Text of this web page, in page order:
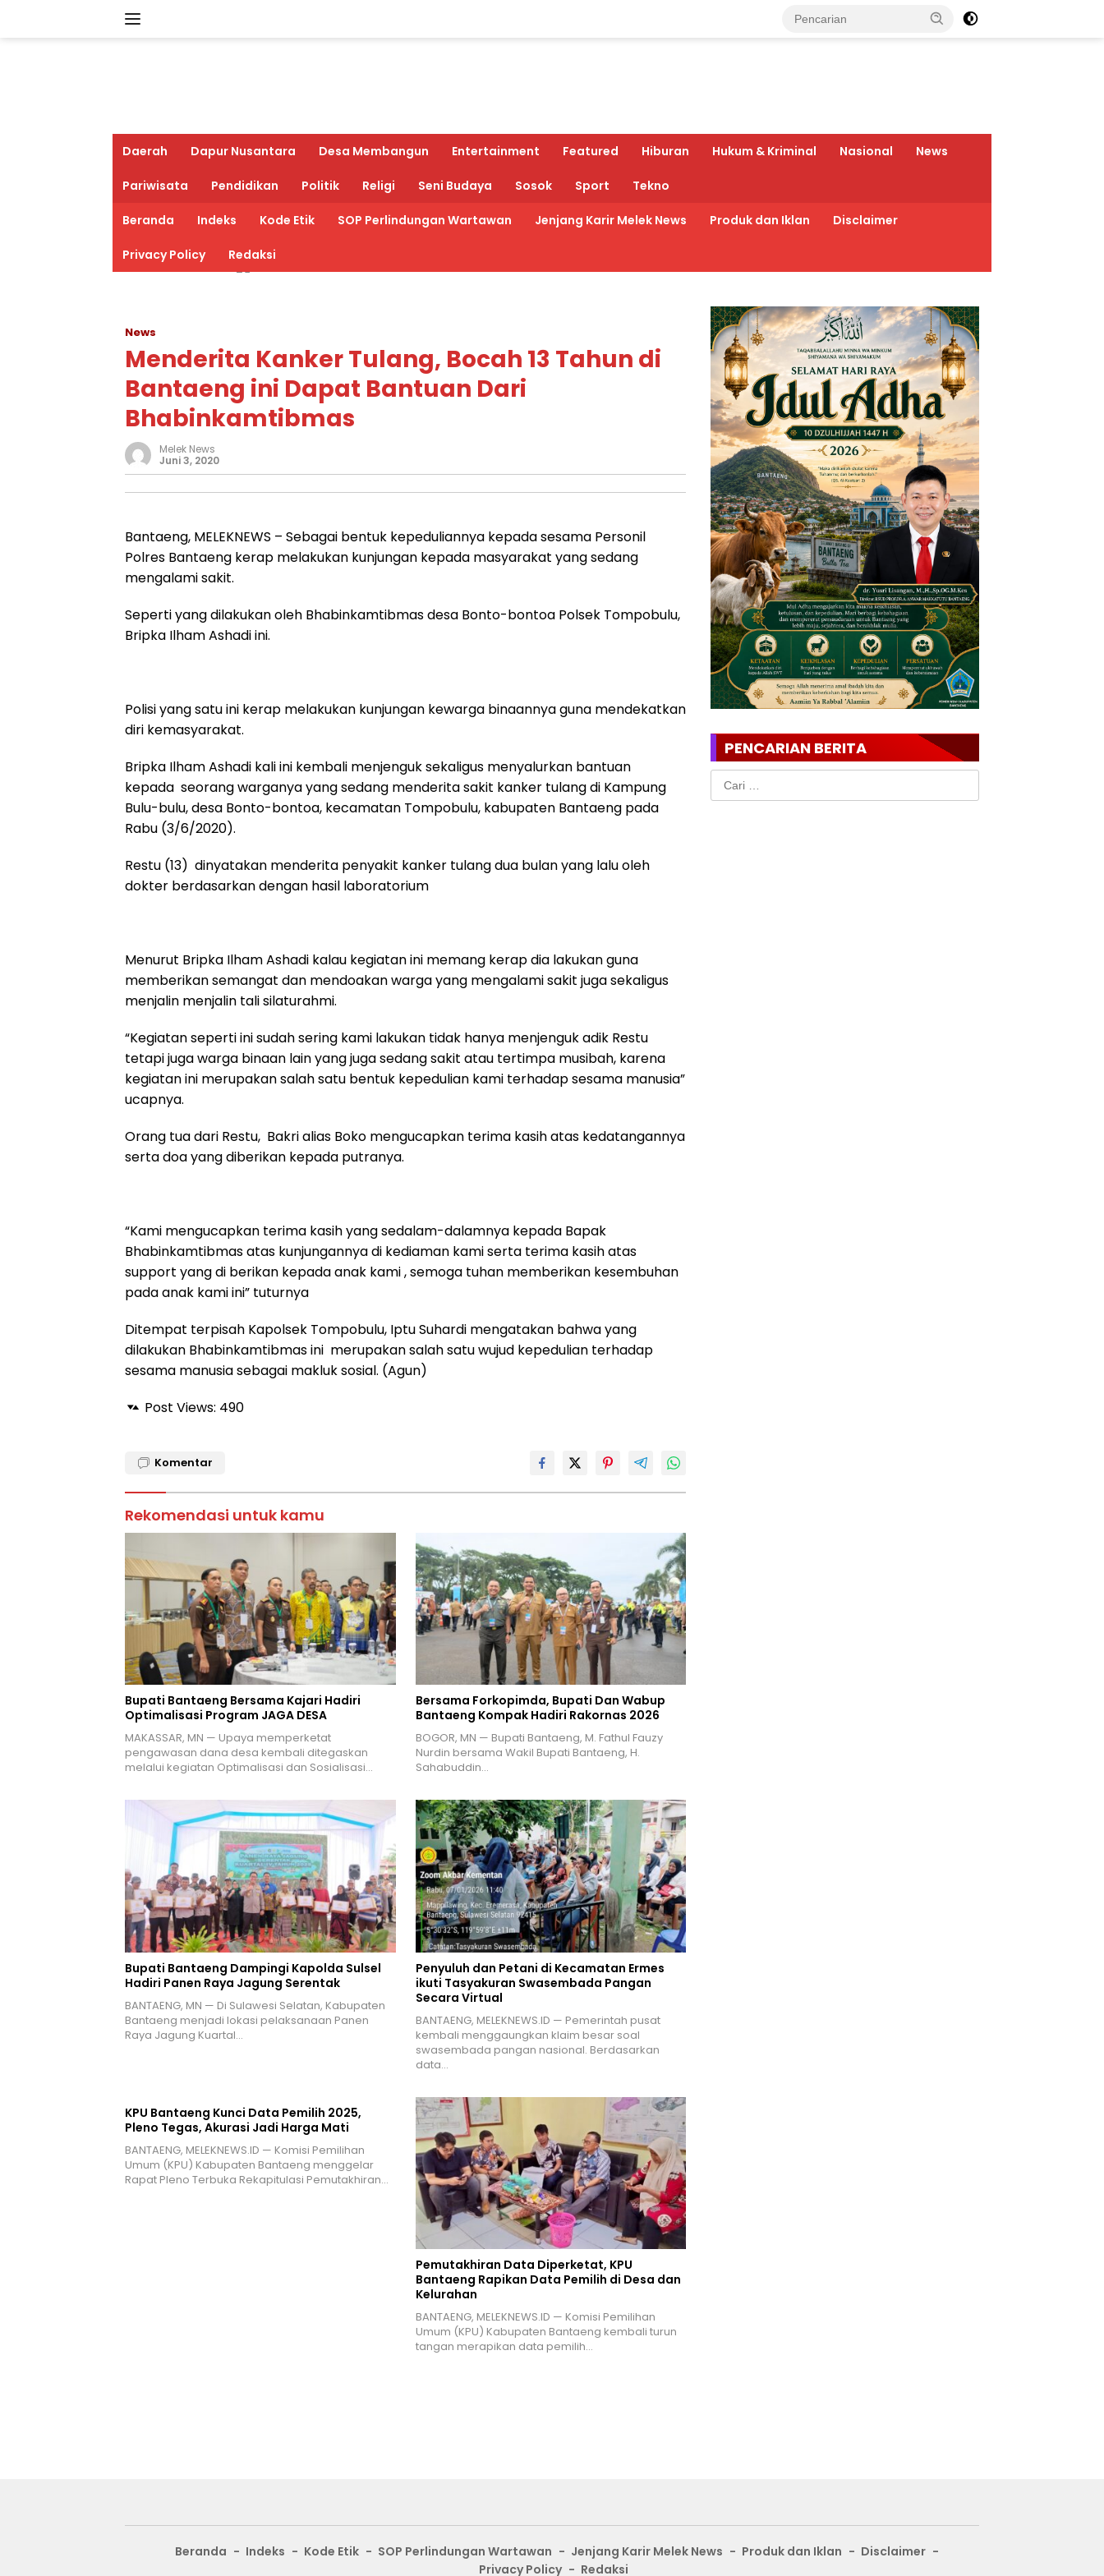
Daerah Dapur Nusantara Desa Membangun Entertainment Featured Hiburan Hukum & Kriminal Nasional News
Pariwisata Pendidikan Politik Religi Seni Budaya Sosok Sport Tekno
Beranda Indeks Kode Etik SOP Perlindungan Wartawan Jenjang Karir Melek News Produk dan Iklan Disclaimer
Privacy Policy Redaksi
News
Menderita Kanker Tulang, Bocah 13 Tahun di
Bantaeng ini Dapat Bantuan Dari
Bhabinkamtibmas
Melek News
Juni 3, 2020
Bantaeng, MELEKNEWS – Sebagai bentuk kepeduliannya kepada sesama Personil
Polres Bantaeng kerap melakukan kunjungan kepada masyarakat yang sedang
mengalami sakit.
Seperti yang dilakukan oleh Bhabinkamtibmas desa Bonto-bontoa Polsek Tompobulu,
Bripka Ilham Ashadi ini.
Polisi yang satu ini kerap melakukan kunjungan kewarga binaannya guna mendekatkan
diri kemasyarakat.
Bripka Ilham Ashadi kali ini kembali menjenguk sekaligus menyalurkan bantuan
kepada seorang warganya yang sedang menderita sakit kanker tulang di Kampung
Bulu-bulu, desa Bonto-bontoa, kecamatan Tompobulu, kabupaten Bantaeng pada
Rabu (3/6/2020).
Restu (13) dinyatakan menderita penyakit kanker tulang dua bulan yang lalu oleh
dokter berdasarkan dengan hasil laboratorium
Menurut Bripka Ilham Ashadi kalau kegiatan ini memang kerap dia lakukan guna
memberikan semangat dan mendoakan warga yang mengalami sakit juga sekaligus
menjalin menjalin tali silaturahmi.
“Kegiatan seperti ini sudah sering kami lakukan tidak hanya menjenguk adik Restu
tetapi juga warga binaan lain yang juga sedang sakit atau tertimpa musibah, karena
kegiatan ini merupakan salah satu bentuk kepedulian kami terhadap sesama manusia”
ucapnya.
Orang tua dari Restu, Bakri alias Boko mengucapkan terima kasih atas kedatangannya
serta doa yang diberikan kepada putranya.
“Kami mengucapkan terima kasih yang sedalam-dalamnya kepada Bapak
Bhabinkamtibmas atas kunjungannya di kediaman kami serta terima kasih atas
support yang di berikan kepada anak kami , semoga tuhan memberikan kesembuhan
pada anak kami ini” tuturnya
Ditempat terpisah Kapolsek Tompobulu, Iptu Suhardi mengatakan bahwa yang
dilakukan Bhabinkamtibmas ini merupakan salah satu wujud kepedulian terhadap
sesama manusia sebagai makluk sosial. (Agun)
Post Views: 490
Komentar
Rekomendasi untuk kamu
Bupati Bantaeng Bersama Kajari Hadiri
Optimalisasi Program JAGA DESA
MAKASSAR, MN — Upaya memperketat
pengawasan dana desa kembali ditegaskan
melalui kegiatan Optimalisasi dan Sosialisasi…
Bersama Forkopimda, Bupati Dan Wabup
Bantaeng Kompak Hadiri Rakornas 2026
BOGOR, MN — Bupati Bantaeng, M. Fathul Fauzy
Nurdin bersama Wakil Bupati Bantaeng, H.
Sahabuddin…
Bupati Bantaeng Dampingi Kapolda Sulsel
Hadiri Panen Raya Jagung Serentak
BANTAENG, MN — Di Sulawesi Selatan, Kabupaten
Bantaeng menjadi lokasi pelaksanaan Panen
Raya Jagung Kuartal…
Penyuluh dan Petani di Kecamatan Ermes
ikuti Tasyakuran Swasembada Pangan
Secara Virtual
BANTAENG, MELEKNEWS.ID — Pemerintah pusat
kembali menggaungkan klaim besar soal
swasembada pangan nasional. Berdasarkan
data…
KPU Bantaeng Kunci Data Pemilih 2025,
Pleno Tegas, Akurasi Jadi Harga Mati
BANTAENG, MELEKNEWS.ID — Komisi Pemilihan
Umum (KPU) Kabupaten Bantaeng menggelar
Rapat Pleno Terbuka Rekapitulasi Pemutakhiran…
Pemutakhiran Data Diperketat, KPU
Bantaeng Rapikan Data Pemilih di Desa dan
Kelurahan
BANTAENG, MELEKNEWS.ID — Komisi Pemilihan
Umum (KPU) Kabupaten Bantaeng kembali turun
tangan merapikan data pemilih…
PENCARIAN BERITA
Cari
untuk:
Beranda Indeks Kode Etik SOP Perlindungan Wartawan Jenjang Karir Melek News Produk dan Iklan
Disclaimer
Privacy Policy
Redaksi